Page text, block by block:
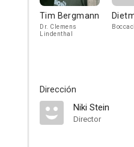
Tim Bergmann
Dr. Clemens
Lindenthal
Dirección
Niki Stein
Director